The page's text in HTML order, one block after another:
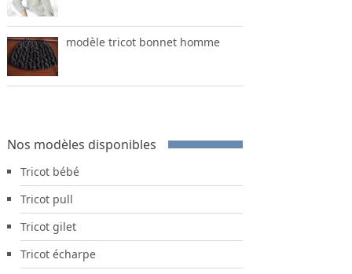
modèle tricot bonnet homme
Nos modèles disponibles
Tricot bébé
Tricot pull
Tricot gilet
Tricot écharpe